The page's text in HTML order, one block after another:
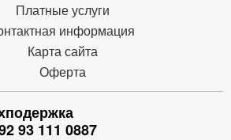
Платные услуги
информация
Карта сайта
Оферта
93 111 0887